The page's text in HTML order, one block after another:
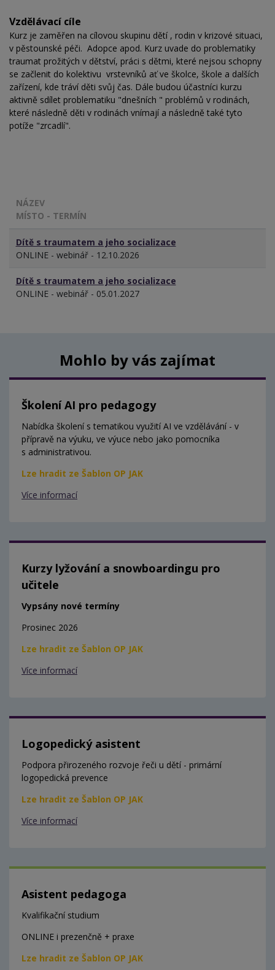
Vzdělávací cíle
Kurz je zaměřen na cílovou skupinu dětí , rodin v krizové situaci,
v pěstounské péči. Adopce apod. Kurz uvade do problematiky
traumat prožitých v dětství, práci s dětmi, které nejsou schopny
se začlenit do kolektivu vrstevníků ať ve školce, škole a dalších
zařízení, kde tráví děti svůj čas. Dále budou účastníci kurzu
aktivně sdílet problematiku "dnešních " problémů v rodinách,
které následně děti v rodinách vnímají a následně také tyto
potíže "zrcadlí".
NÁZEV
MÍSTO - TERMÍN
Dítě s traumatem a jeho socializace
ONLINE - webinář - 12.10.2026
Dítě s traumatem a jeho socializace
ONLINE - webinář - 05.01.2027
Mohlo by vás zajímat
Školení AI pro pedagogy
Nabídka školení s tematikou využití AI ve vzdělávání - v
přípravě na výuku, ve výuce nebo jako pomocníka
s administrativou.
Lze hradit ze Šablon OP JAK
Více informací
Kurzy lyžování a snowboardingu pro
učitele
Vypsány nové termíny
Prosinec 2026
Lze hradit ze Šablon OP JAK
Více informací
Logopedický asistent
Podpora přirozeného rozvoje řeči u dětí - primární
logopedická prevence
Lze hradit ze Šablon OP JAK
Více informací
Asistent pedagoga
Kvalifikační studium
ONLINE i prezenčně + praxe
Lze hradit ze Šablon OP JAK